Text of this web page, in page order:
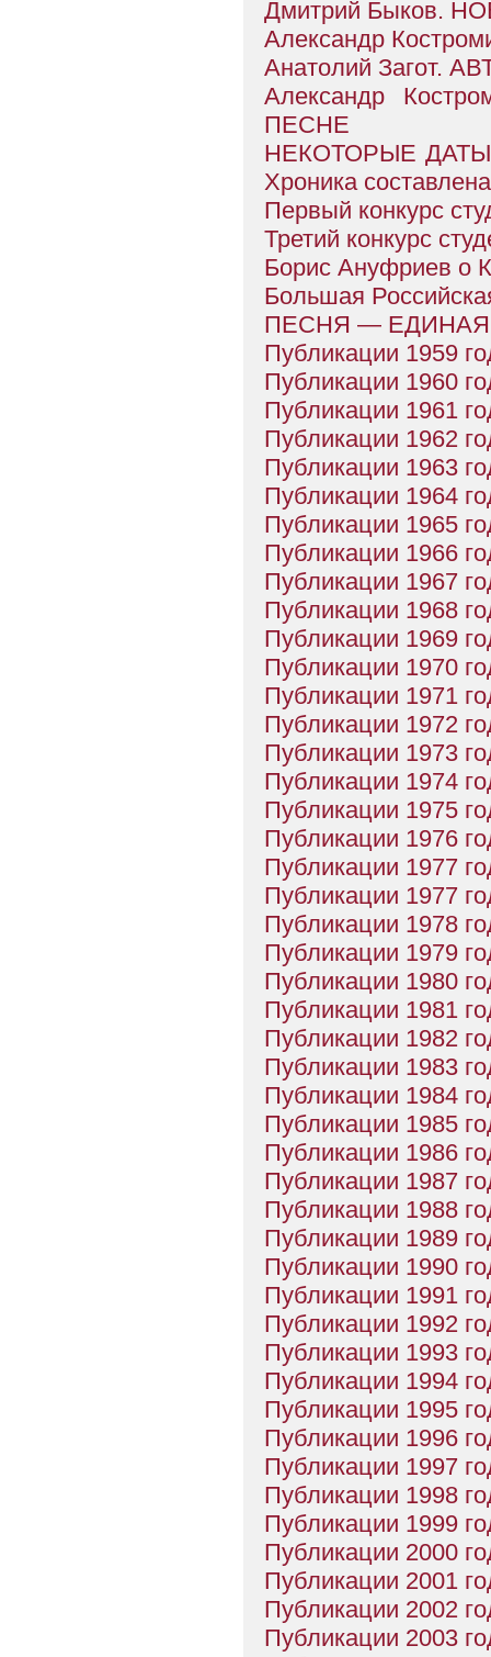
Дмитрий Быков.
Александр
Анатолий Загот.
Александр
ПЕСНЕ
НЕКОТОРЫЕ
Хроника
Первый конкурс
Третий конкурс
Борис Ануфриев
Большая
ПЕСНЯ —
Публикации 1959
Публикации 1960
Публикации 1961
Публикации 1962
Публикации 1963
Публикации 1964
Публикации 1965
Публикации 1966
Публикации 1967
Публикации 1968
Публикации 1969
Публикации 1970
Публикации 1971
Публикации 1972
Публикации 1973
Публикации 1974
Публикации 1975
Публикации 1976
Публикации 1977
Публикации 1977
Публикации 1978
Публикации 1979
Публикации 1980
Публикации 1981
Публикации 1982
Публикации 1983
Публикации 1984
Публикации 1985
Публикации 1986
Публикации 1987
Публикации 1988
Публикации 1989
Публикации 1990
Публикации 1991
Публикации 1992
Публикации 1993
Публикации 1994
Публикации 1995
Публикации 1996
Публикации 1997
Публикации 1998
Публикации 1999
Публикации 2000
Публикации 2001
Публикации 2002
Публикации 2003